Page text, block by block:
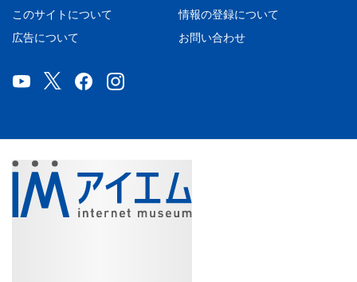
このサイトについて
情報の登録について
広告について
お問い合わせ